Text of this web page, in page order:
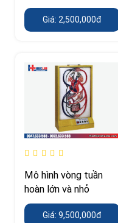
Giá: 2,500,000đ
Mô hình vòng tuần
hoàn lớn và nhỏ
Giá: 9,500,000đ